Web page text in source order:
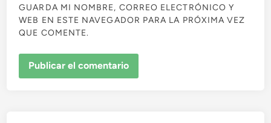
GUARDA MI NOMBRE, CORREO ELECTRÓNICO Y
WEB EN ESTE NAVEGADOR PARA LA PRÓXIMA VEZ
QUE COMENTE.